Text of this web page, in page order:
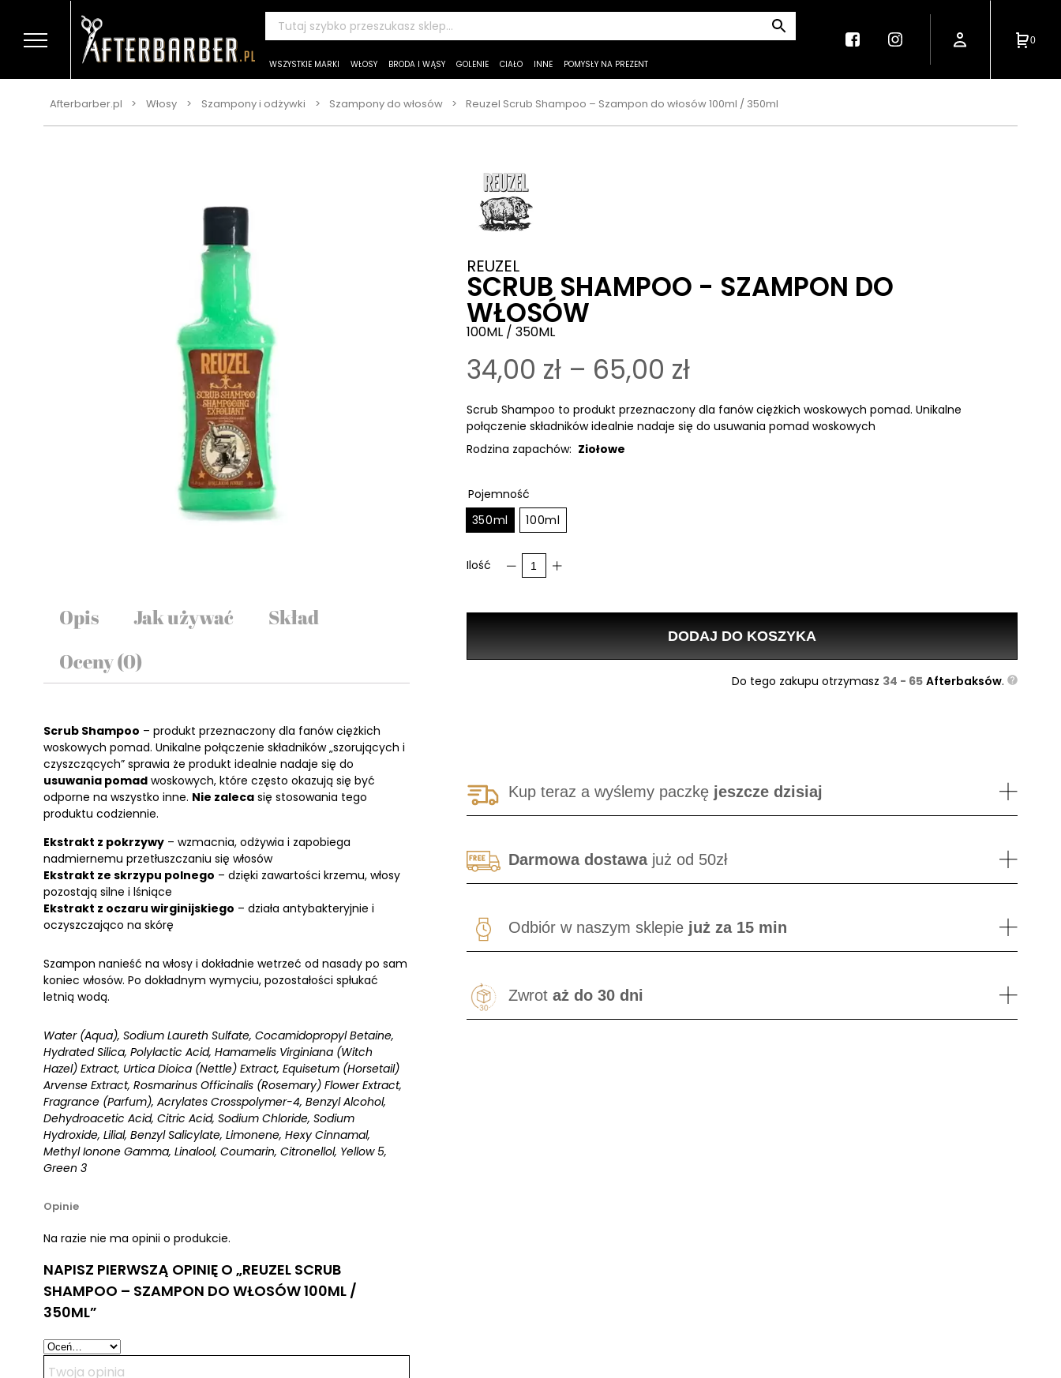
WSZYSTKIE MARKI WŁOSY BRODA I WĄSY GOLENIE CIAŁO INNE POMYSŁY NA PREZENT
0
Afterbarber.pl > Włosy > Szampony i odżywki > Szampony do włosów > Reuzel Scrub Shampoo – Szampon do włosów 100ml / 350ml
Opis Jak używać
Skład
Oceny (0)
Scrub Shampoo – produkt przeznaczony dla fanów ciężkich
woskowych pomad. Unikalne połączenie składników „szorujących i
czyszczących” sprawia że produkt idealnie nadaje się do
usuwania pomad woskowych, które często okazują się być
odporne na wszystko inne. Nie zaleca się stosowania tego
produktu codziennie.
Ekstrakt z pokrzywy – wzmacnia, odżywia i zapobiega
nadmiernemu przetłuszczaniu się włosów
Ekstrakt ze skrzypu polnego – dzięki zawartości krzemu, włosy
pozostają silne i lśniące
Ekstrakt z oczaru wirginijskiego – działa antybakteryjnie i
oczyszczająco na skórę
Szampon nanieść na włosy i dokładnie wetrzeć od nasady po sam
koniec włosów. Po dokładnym wymyciu, pozostałości spłukać
letnią wodą.
Water (Aqua), Sodium Laureth Sulfate, Cocamidopropyl Betaine,
Hydrated Silica, Polylactic Acid, Hamamelis Virginiana (Witch
Hazel) Extract, Urtica Dioica (Nettle) Extract, Equisetum (Horsetail)
Arvense Extract, Rosmarinus Officinalis (Rosemary) Flower Extract,
Fragrance (Parfum), Acrylates Crosspolymer-4, Benzyl Alcohol,
Dehydroacetic Acid, Citric Acid, Sodium Chloride, Sodium
Hydroxide, Lilial, Benzyl Salicylate, Limonene, Hexy Cinnamal,
Methyl Ionone Gamma, Linalool, Coumarin, Citronellol, Yellow 5,
Green 3
Opinie
Na razie nie ma opinii o produkcie.
NAPISZ PIERWSZĄ OPINIĘ O „REUZEL SCRUB
SHAMPOO – SZAMPON DO WŁOSÓW 100ML /
350ML”
REUZEL
SCRUB SHAMPOO - SZAMPON DO
WŁOSÓW
100ML / 350ML
34,00 zł– 65,00 zł
Scrub Shampoo to produkt przeznaczony dla fanów ciężkich woskowych pomad. Unikalne
połączenie składników idealnie nadaje się do usuwania pomad woskowych
Rodzina zapachów: Ziołowe
Pojemność
350ml
100ml
Do tego zakupu otrzymasz 34 - 65 Afterbaksów.
Ilość
DODAJ DO KOSZYKA
Kup teraz a wyślemy paczkęjeszcze dzisiaj
Darmowa dostawa już od 50zł
Odbiór w naszym sklepie już za 15 min
Zwrot aż do 30 dni